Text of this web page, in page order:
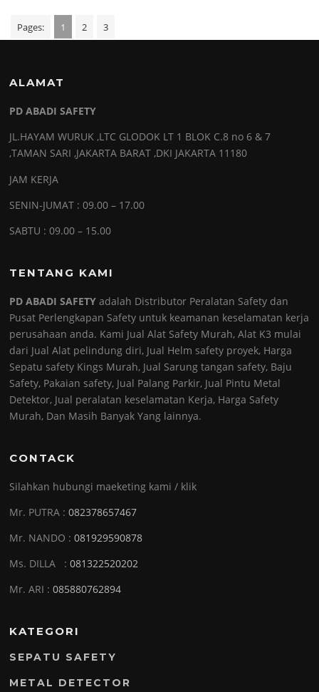
Pages: 1 2 3
ALAMAT
PD ABADI SAFETY
JL.HAYAM WURUK ,LTC GLODOK LT 1 BLOK C.8 no 6 & 7
,TAMAN SARI ,JAKARTA BARAT ,DKI JAKARTA 11180
JAM KERJA
SENIN-JUMAT : 09.00 – 17.00
SABTU : 09.00 – 15.00
TENTANG KAMI
PD ABADI SAFETY adalah Distributor Peralatan Safety dan
Pusat Perlengkapan Safety untuk keamanan keselamatan kerja
perusahaan anda. Kami Jual Alat Safety Murah, Alat K3 mulai
dari Jual Alat pelindung diri, Jual Helm safety proyek, Harga
Sepatu safety Kings Murah, Jual Sarung tangan safety, Baju
Safety, Pakaian safety, Jual Palang Parkir, Jual Pintu Metal
Detektor, Jual peralatan keselamatan Kerja, Harga Safety
Murah, Dan Masih Banyak Yang lainnya.
CONTACK
Silahkan hubungi maeketing kami / klik
Mr. PUTRA :082378657467
Mr. NANDO :081929590878
Ms. DILLA :081322520202
Mr. ARI :085880762894
KATEGORI
SEPATU SAFETY
METAL DETECTOR